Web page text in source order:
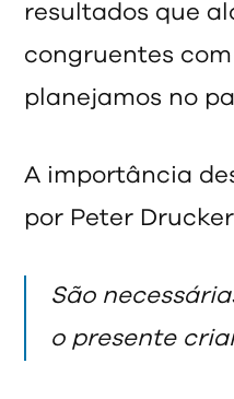
resultados que
congruentes
planejamos no
A importância
por Peter
São
o presente